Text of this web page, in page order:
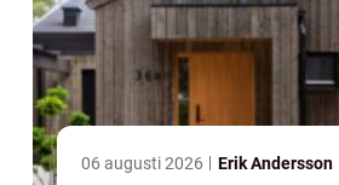
06 augusti 2026 Erik Andersson